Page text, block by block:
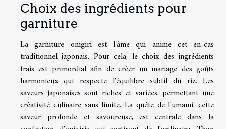
Choix des ingrédients pour
garniture
La garniture onigiri est l'âme qui anime cet en-cas
traditionnel japonais. Pour cela, le choix des ingrédients
frais est primordial afin de créer un mariage des goûts
harmonieux qui respecte l'équilibre subtil du riz. Les
saveurs japonaises sont riches et variées, permettant une
créativité culinaire sans limite. La quête de l'umami, cette
saveur profonde et savoureuse, est centrale dans la